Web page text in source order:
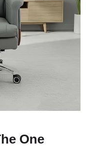
One